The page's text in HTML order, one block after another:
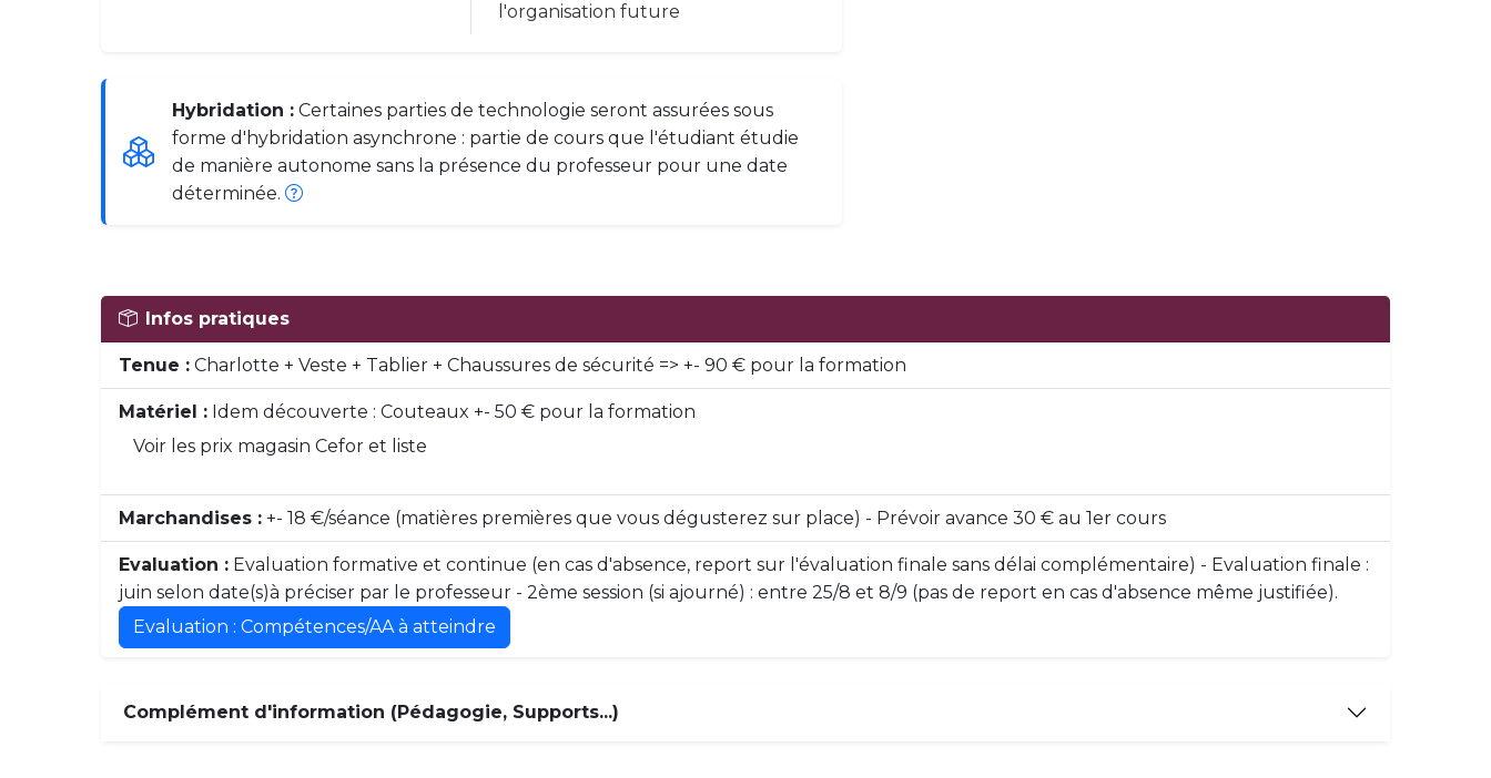
l'organisation future
Hybridation : Certaines parties de technologie seront assurées sous
forme d'hybridation asynchrone : partie de cours que l'étudiant étudie
de manière autonome sans la présence du professeur pour une date
déterminée.
Infos pratiques
Tenue : Charlotte + Veste + Tablier + Chaussures de sécurité => +- 90 € pour la formation
Matériel : Idem découverte : Couteaux +- 50 € pour la formation
Voir les prix magasin Cefor et liste
Marchandises : +- 18 €/séance (matières premières que vous dégusterez sur place) - Prévoir avance 30 € au 1er cours
Evaluation : Evaluation formative et continue (en cas d'absence, report sur l'évaluation finale sans délai complémentaire) - Evaluation finale :
juin selon date(s)à préciser par le professeur - 2ème session (si ajourné) : entre 25/8 et 8/9 (pas de report en cas d'absence même justifiée).
Evaluation : Compétences/AA à atteindre
Complément d'information (Pédagogie, Supports...)